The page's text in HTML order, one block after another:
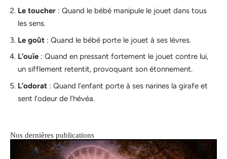
Le toucher : Quand le bébé manipule le jouet dans tous
les sens.
Le goût : Quand le bébé porte le jouet à ses lèvres.
L’ouïe : Quand en pressant fortement le jouet contre lui,
un sifflement retentit, provoquant son étonnement.
L’odorat : Quand l’enfant porte à ses narines la girafe et
sent l’odeur de l’hévéa.
Nos dernières publications